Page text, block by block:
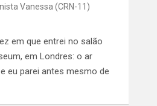
Vanessa (CRN-11)
em que entrei no salão
em Londres: o ar
eu parei antes mesmo de